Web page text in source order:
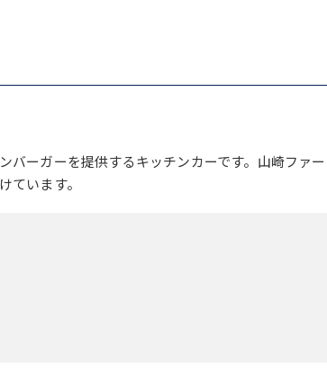
ーガーを提供するキッチンカーです。山崎ファ
ています。